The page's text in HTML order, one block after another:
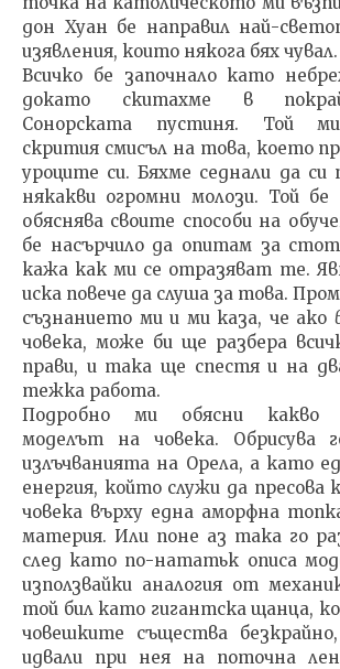
дон Хуан бе направил най-
изявления, кои­то някога бях чувал.
Всичко бе започнало като
дока­то скитахме в
Сонорската пустиня. Той
скрития смисъл на това, което
уроците си. Бяхме седнали да си
някакви огромни молози. Той
обяснява своите способи на
бе на­сърчило да опитам за
кажа как ми се отразяват те.
иска повече да слуша за това.
съзнанието ми и ми каза, че ако
човека, може би ще разбера
прави, и така ще спестя и на
тежка работа.
Подробно ми обясни какво
моделът на човека. Обрисува
излъчванията на Орела, а като
енергия, който служи да пресова
човека върху една аморфна
материя. Или поне аз така го
след като по-нататьк описа
използвай­ки аналогия от
той бил като гигантс­ка щанца,
човешките същества
идвали при нея на поточна